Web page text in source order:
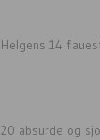
Helgens 14
20 absurde og